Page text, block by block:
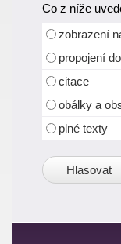
Co z níže
zobrazení
propojení
citace
obálky a
plné texty